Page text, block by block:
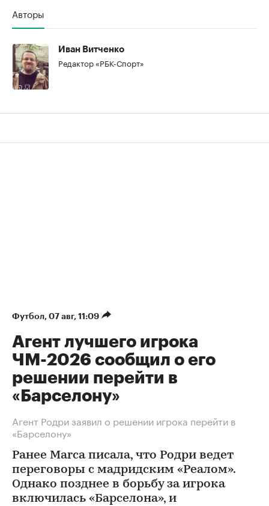
Авторы
Иван Витченко
Редактор «РБК-Спорт»
Футбол 07 авг, 11:09
Агент лучшего игрока
ЧМ-2026 сообщил о его
решении перейти в
«Барселону»
Агент Родри заявил о решении игрока перейти в
«Барселону»
Ранее Marca писала, что Родри ведет
переговоры с мадридским «Реалом».
Однако позднее в борьбу за игрока
включилась «Барселона», и